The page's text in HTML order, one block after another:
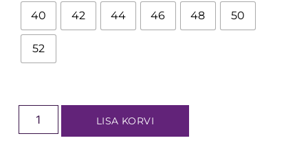
40 42 44 46 48 50
52
LISA KORVI